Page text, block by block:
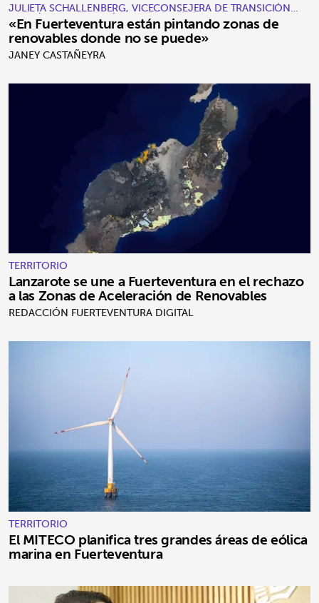
JULIETA SCHALLENBERG, VICECONSEJERA DE TRANSICIÓN
ECOLÓGICA Y ENERGÍA
«En Fuerteventura están pintando zonas de
renovables donde no se puede»
JANEY CASTAÑEYRA
TERRITORIO
Lanzarote se une a Fuerteventura en el rechazo
a las Zonas de Aceleración de Renovables
REDACCIÓN FUERTEVENTURA DIGITAL
TERRITORIO
El MITECO planifica tres grandes áreas de eólica
marina en Fuerteventura